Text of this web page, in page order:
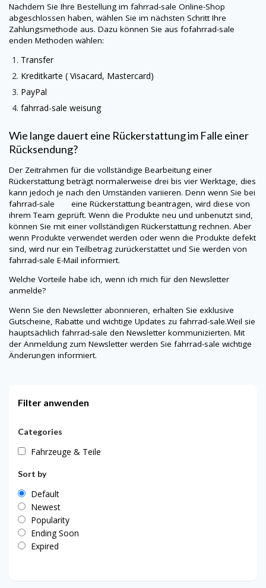
Nachdem Sie Ihre Bestellung im fahrrad-sale Online-Shop
abgeschlossen haben, wählen Sie im nächsten Schritt Ihre
Zahlungsmethode aus. Dazu können Sie aus fofahrrad-sale
enden Methoden wählen:
Transfer
Kreditkarte ( Visacard, Mastercard)
PayPal
fahrrad-sale weisung
Wie lange dauert eine Rückerstattung im Falle einer
Rücksendung?
Der Zeitrahmen für die vollständige Bearbeitung einer
Rückerstattung beträgt normalerweise drei bis vier Werktage, dies
kann jedoch je nach den Umständen variieren. Denn wenn Sie bei
fahrrad-sale eine Rückerstattung beantragen, wird diese von
ihrem Team geprüft. Wenn die Produkte neu und unbenutzt sind,
können Sie mit einer vollständigen Rückerstattung rechnen. Aber
wenn Produkte verwendet werden oder wenn die Produkte defekt
sind, wird nur ein Teilbetrag zurückerstattet und Sie werden von
fahrrad-sale E-Mail informiert.
Welche Vorteile habe ich, wenn ich mich für den Newsletter
anmelde?
Wenn Sie den Newsletter abonnieren, erhalten Sie exklusive
Gutscheine, Rabatte und wichtige Updates zu fahrrad-sale.Weil sie
hauptsächlich fahrrad-sale den Newsletter kommunizierten. Mit
der Anmeldung zum Newsletter werden Sie fahrrad-sale wichtige
Änderungen informiert.
Filter anwenden
Categories
Fahrzeuge & Teile
Sort by
Default
Newest
Popularity
Ending Soon
Expired